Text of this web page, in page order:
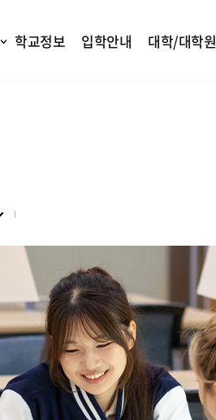
학교정보 입학안내 대학/대학원